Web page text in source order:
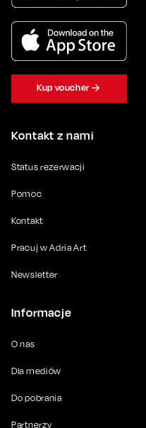
Kontakt z nami
Status rezerwacji
Pomoc
Kontakt
Pracuj w Adria Art
Newsletter
Informacje
O nas
Dla mediów
Do pobrania
Partnerzy
Kup voucher